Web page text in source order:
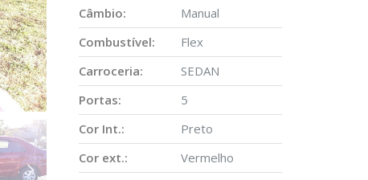
Câmbio:
Manual
Combustível:
Flex
Carroceria:
SEDAN
Portas:
5
Cor Int.:
Preto
Cor ext.:
Vermelho